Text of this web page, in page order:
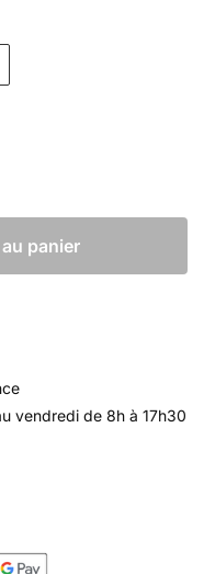
panier
vendredi de 8h à 17h30